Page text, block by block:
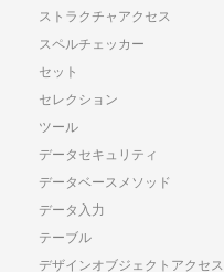
ストラクチャアクセス
スペルチェッカー
セット
セレクション
ツール
データセキュリティ
データベースメソッド
データ入力
テーブル
デザインオブジェクトアクセス